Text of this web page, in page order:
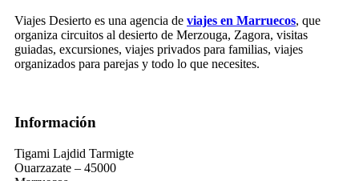
Viajes Desierto es una agencia de viajes en Marruecos, que
organiza circuitos al desierto de Merzouga, Zagora, visitas
guiadas, excursiones, viajes privados para familias, viajes
organizados para parejas y todo lo que necesites.
Información
Tigami Lajdid Tarmigte
Ouarzazate – 45000